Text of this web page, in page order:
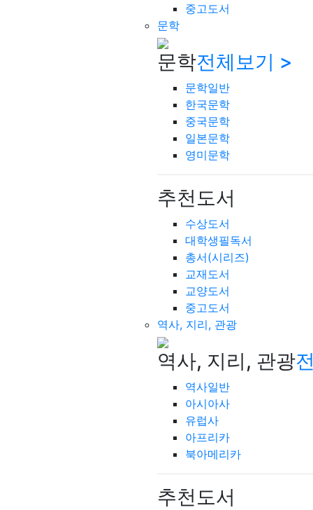
중고도서
문학
문학전체보기 >
문학일반
한국문학
중국문학
일본문학
영미문학
추천도서
수상도서
대학생필독서
총서(시리즈)
교재도서
교양도서
중고도서
역사, 지리, 관광
역사, 지리, 관광
역사일반
아시아사
유럽사
아프리카
북아메리카
추천도서